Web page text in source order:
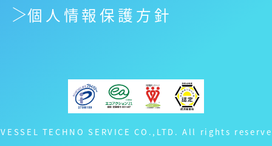
TECHNO SERVICE CO.,LTD. All rights
個人情報保護方針